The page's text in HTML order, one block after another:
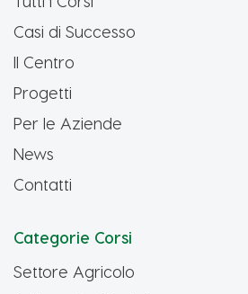
Casi di Successo
Il Centro
Progetti
Per le Aziende
News
Contatti
Categorie Corsi
Settore Agricolo